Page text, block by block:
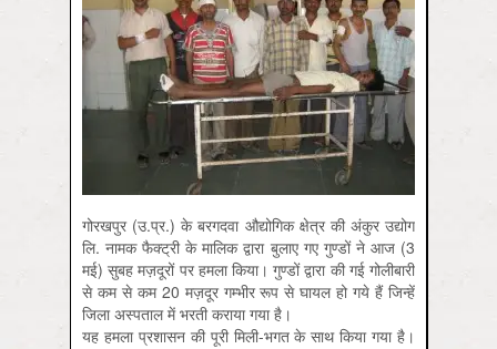
गोरखपुर (उ.प्र.) के बरगदवा औद्योगिक क्षेत्र की अंकुर उद्योग
लि. नामक फैक्‍ट्री के मालिक द्वारा बुलाए गए गुण्‍डों ने आज (3
मई) सुबह मज़दूरों पर हमला किया। गुण्‍डों द्वारा की गई गोलीबारी
से कम से कम 20 मज़दूर गम्‍भीर रूप से घायल हो गये हैं जिन्‍हें
जिला अस्‍पताल में भरती कराया गया है।
यह हमला प्रशासन की पूरी मिली-भगत के साथ किया गया है।